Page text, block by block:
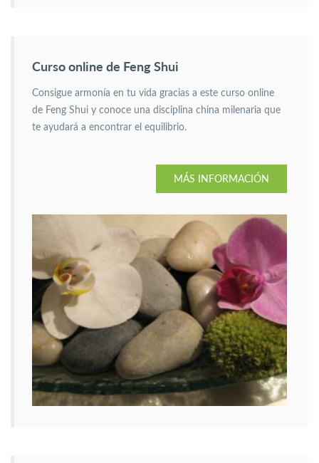
Curso online de Feng Shui
Consigue armonía en tu vida gracias a este curso online
de Feng Shui y conoce una disciplina china milenaria que
te ayudará a encontrar el equilibrio.
MÁS INFORMACIÓN